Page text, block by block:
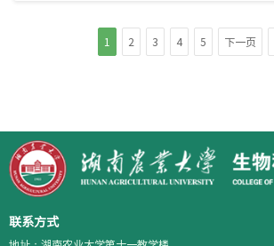
1 2 3 4 5 下一页
联系方式